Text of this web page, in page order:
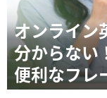
オンライン
分からない
便利なフレ